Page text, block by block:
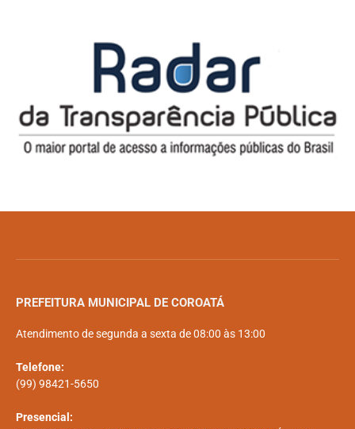
PREFEITURA MUNICIPAL DE COROATÁ
Atendimento de segunda a sexta de 08:00 às 13:00
Telefone:
(99) 98421-5650
Presencial: